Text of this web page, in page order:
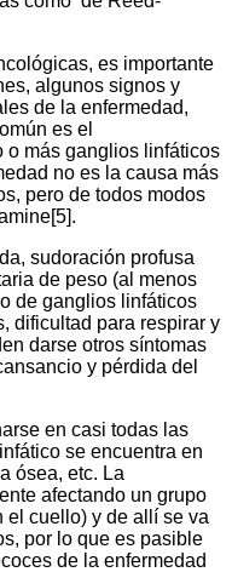
es importante
algunos signos y
de la enfermedad,
es el
o más ganglios linfáticos
no es la causa más
pero de todos modos
sudoración profusa
de peso (al menos
de ganglios linfáticos
dificultad para respirar y
darse otros síntomas
y pérdida del
en casi todas las
se encuentra en
ósea, etc. La
afectando un grupo
el cuello) y de allí se va
por lo que es pasible
de la enfermedad